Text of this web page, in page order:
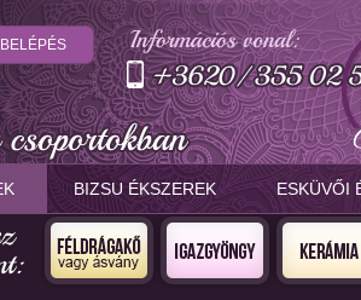
BELÉPÉS
BIZSU ÉKSZEREK ESKÜVŐI